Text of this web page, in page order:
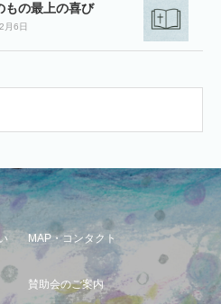
の最上の喜び
月6日
MAP・コンタクト
賛助会のご案内